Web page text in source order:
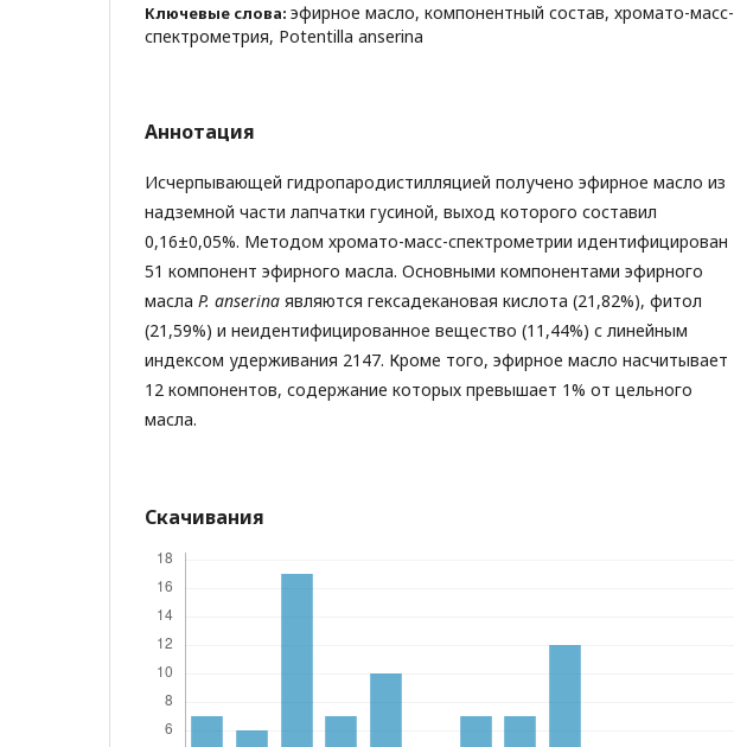
Ключевые слова: эфирное масло, компонентный состав, хромато-масс-
спектрометрия, Potentilla anserina
Аннотация
Исчерпывающей гидропародистилляцией получено эфирное масло из
надземной части лапчатки гусиной, выход которого составил
0,16±0,05%. Методом хромато-масс-спектрометрии идентифицирован
51 компонент эфирного масла. Основными компонентами эфирного
масла P. anserinа являются гексадекановая кислота (21,82%), фитол
(21,59%) и неидентифицированное вещество (11,44%) с линейным
индексом удерживания 2147. Кроме того, эфирное масло насчитывает
12 компонентов, содержание которых превышает 1% от цельного
масла.
Скачивания